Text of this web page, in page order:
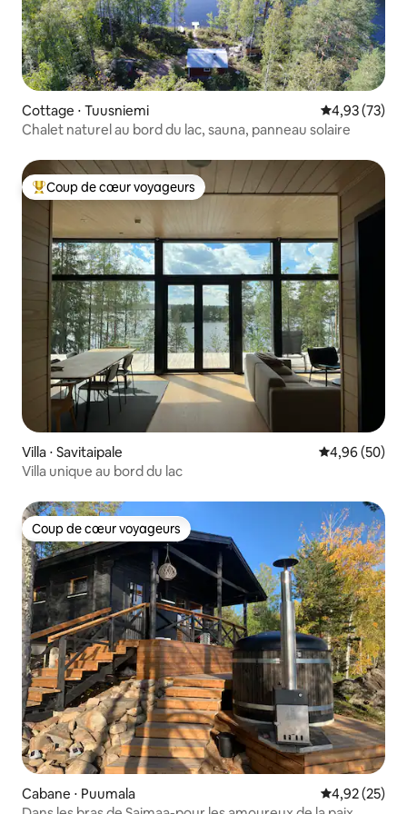
Cottage ⋅ Tuusniemi Évaluation
4,93 (73)
Chalet naturel au bord du lac, sauna, panneau solaire
Coups de cœur voyageurs les plus appréciés
Coup de cœur voyageurs
Villa ⋅ Savitaipale Évaluation
4,96 (50)
Villa unique au bord du lac
Coup de cœur voyageurs
Coup de cœur voyageurs
Cabane ⋅ Puumala Évaluation
4,92 (25)